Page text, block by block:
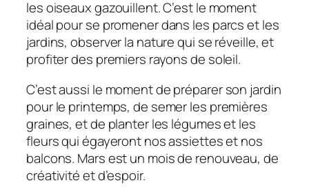
les oiseaux gazouillent. C’est le moment
idéal pour se promener dans les parcs et les
jardins, observer la nature qui se réveille, et
profiter des premiers rayons de soleil.
C’est aussi le moment de préparer son jardin
pour le printemps, de semer les premières
graines, et de planter les légumes et les
fleurs qui égayeront nos assiettes et nos
balcons. Mars est un mois de renouveau, de
créativité et d’espoir.